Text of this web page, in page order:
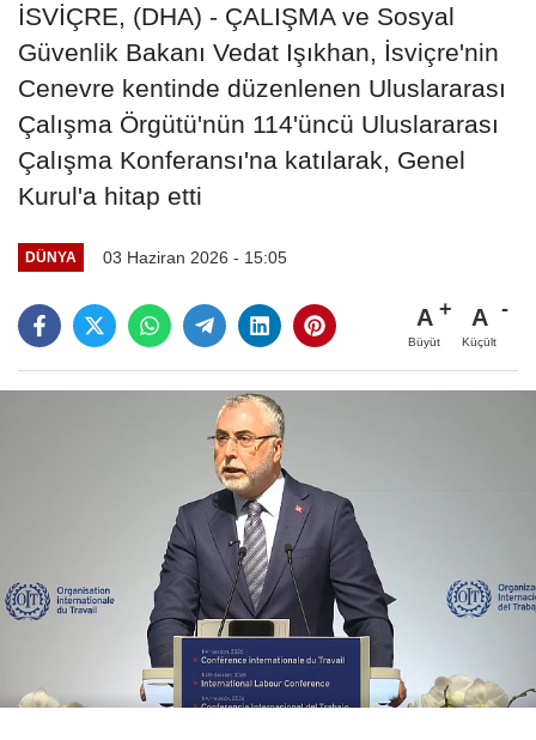
İSVİÇRE, (DHA) - ÇALIŞMA ve Sosyal
Güvenlik Bakanı Vedat Işıkhan, İsviçre'nin
Cenevre kentinde düzenlenen Uluslararası
Çalışma Örgütü'nün 114'üncü Uluslararası
Çalışma Konferansı'na katılarak, Genel
Kurul'a hitap etti
DÜNYA 03 Haziran 2026 - 15:05
A
Büyüt
A
Küçült